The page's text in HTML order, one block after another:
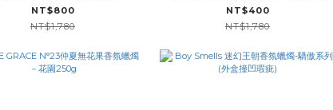
NT$800
NT$1,780
NT$400
NT$1,780